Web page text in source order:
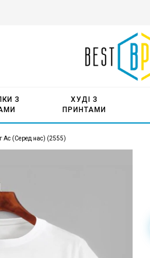
З
ХУДІ З
ПРИНТАМИ
Ас (Серед нас) (2555)